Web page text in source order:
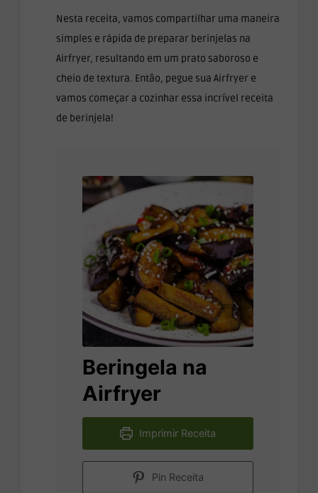
Nesta receita, vamos compartilhar uma maneira
simples e rápida de preparar berinjelas na
Airfryer, resultando em um prato saboroso e
cheio de textura. Então, pegue sua Airfryer e
vamos começar a cozinhar essa incrível receita
de berinjela!
Beringela na
Airfryer
Imprimir Receita
Pin Receita